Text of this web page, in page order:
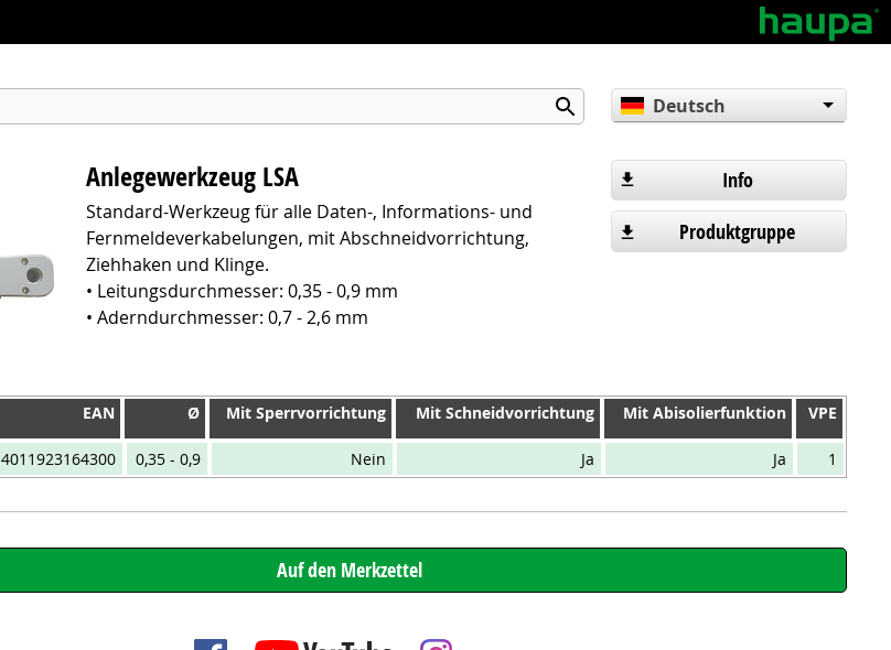
Deutsch
Anlegewerkzeug LSA
Standard-Werkzeug für alle Daten-, Informations- und
Fernmeldeverkabelungen, mit Abschneidvorrichtung,
Ziehhaken und Klinge.
• Leitungsdurchmesser: 0,35 - 0,9 mm
• Aderndurchmesser: 0,7 - 2,6 mm
Info
Produktgruppe
EAN Ø Mit Sperrvorrichtung Mit Schneidvorrichtung Mit Abisolierfunktion
VPE
EAN Ø Mit Sperrvorrichtung Mit Schneidvorrichtung Mit Abisolierfunktion VPE
4011923164300 0,35 - 0,9 Nein Ja Ja 1